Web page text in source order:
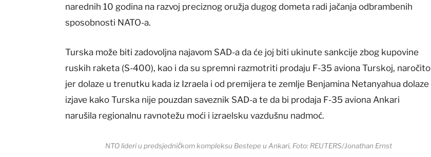
narednih 10 godina na razvoj preciznog oružja dugog dometa radi jačanja odbrambenih
sposobnosti NATO-a.
Turska može biti zadovoljna najavom SAD-a da će joj biti ukinute sankcije zbog kupovine
ruskih raketa (S-400), kao i da su spremni razmotriti prodaju F-35 aviona Turskoj, naročito
jer dolaze u trenutku kada iz Izraela i od premijera te zemlje Benjamina Netanyahua dolaze
izjave kako Turska nije pouzdan saveznik SAD-a te da bi prodaja F-35 aviona Ankari
narušila regionalnu ravnotežu moći i izraelsku vazdušnu nadmoć.
NTO lideri u predsjedničkom kompleksu Bestepe u Ankari, Foto: REUTERS/Jonathan Ernst